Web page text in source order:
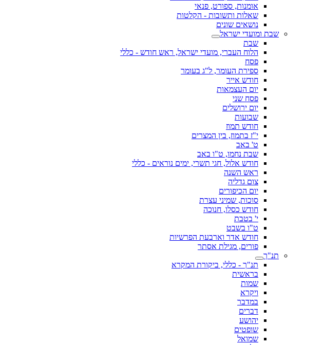
אומנות, ספורט, פנאי
שאלות ותשובות - הקלטות
נושאים שונים
שבת ומועדי ישראל
שבת
הלוח העברי, מועדי ישראל, ראש חודש - כללי
פסח
ספירת העומר, ל"ג בעומר
חודש אייר
יום העצמאות
פסח שני
יום ירושלים
שבועות
חודש תמוז
י"ז בתמוז, בין המצרים
ט' באב
שבת נחמו, ט"ו באב
חודש אלול, חגי תשרי, ימים נוראים - כללי
ראש השנה
צום גדליה
יום הכיפורים
סוכות, שמיני עצרת
חודש כסלו, חנוכה
י' בטבת
ט"ו בשבט
חודש אדר וארבעת הפרשיות
פורים, מגילת אסתר
תנ"ך
תנ"ך - כללי, ביקורת המקרא
בראשית
שמות
ויקרא
במדבר
דברים
יהושע
שופטים
שמואל